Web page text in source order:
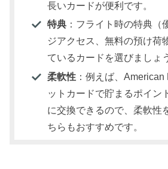
長いカードが便利です。
特典：フライト時の特典（
ジアクセス、無料の預け荷
ているカードを選びましょ
柔軟性：例えば、American
ットカードで貯まるポイン
に交換できるので、柔軟性
ちらもおすすめです。